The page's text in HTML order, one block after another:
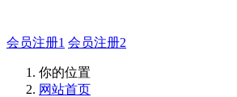
会员注册1 会员注册2
你的位置
网站首页